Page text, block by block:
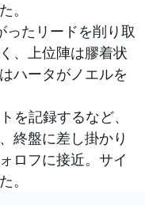
。
たリードを削り取
、上位陣は膠着状
ハータがノエルを
を記録するなど、
終盤に差し掛かり
ロフに接近。サイ
。